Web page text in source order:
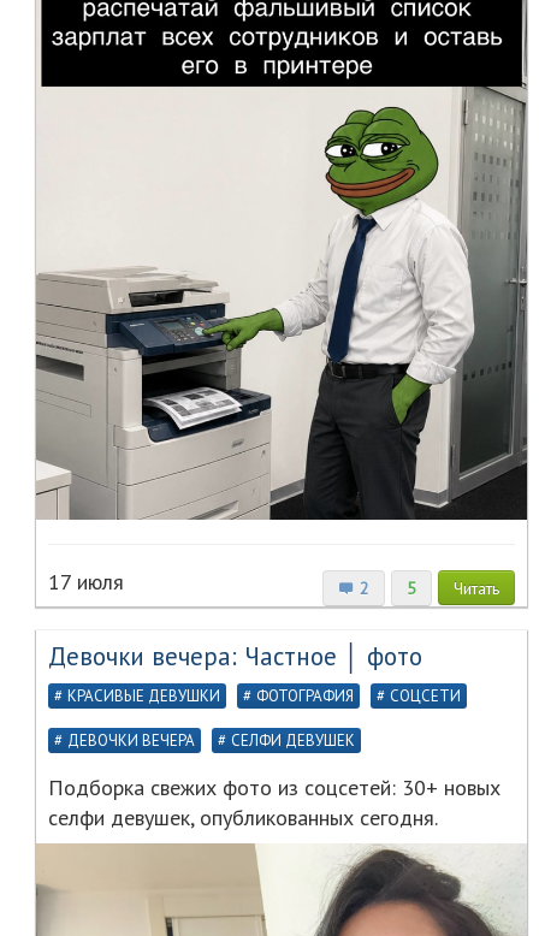
2 5 Читать
17 июля
Девочки вечера: Частное │ фото
КРАСИВЫЕ ДЕВУШКИ ФОТОГРАФИЯ СОЦСЕТИ
ДЕВОЧКИ ВЕЧЕРА СЕЛФИ ДЕВУШЕК
Подборка свежих фото из соцсетей: 30+ новых
селфи девушек, опубликованных сегодня.